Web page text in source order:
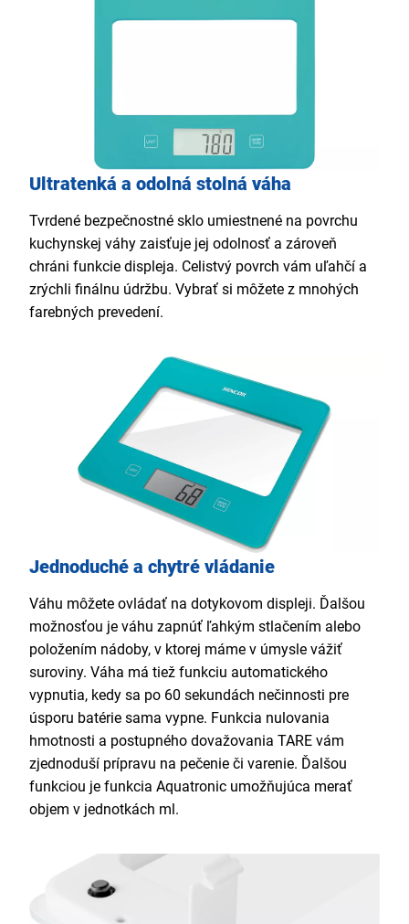
Ultratenká a odolná stolná váha
Tvrdené bezpečnostné sklo umiestnené na povrchu
kuchynskej váhy zaisťuje jej odolnosť a zároveň
chráni funkcie displeja. Celistvý povrch vám uľahčí a
zrýchli finálnu údržbu. Vybrať si môžete z mnohých
farebných prevedení.
Jednoduché a chytré vládanie
Váhu môžete ovládať na dotykovom displeji. Ďalšou
možnosťou je váhu zapnúť ľahkým stlačením alebo
položením nádoby, v ktorej máme v úmysle vážiť
suroviny. Váha má tiež funkciu automatického
vypnutia, kedy sa po 60 sekundách nečinnosti pre
úsporu batérie sama vypne. Funkcia nulovania
hmotnosti a postupného dovažovania TARE vám
zjednoduší prípravu na pečenie či varenie. Ďalšou
funkciou je funkcia Aquatronic umožňujúca merať
objem v jednotkách ml.